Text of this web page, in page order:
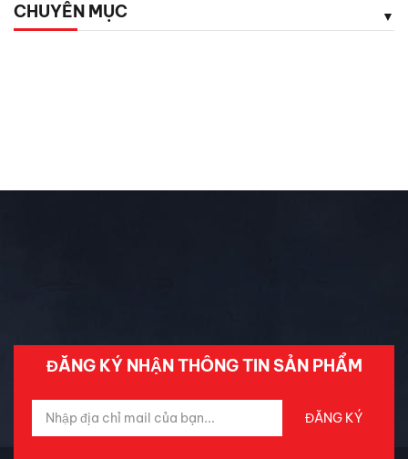
Top dụng cụ cứu hộ mọi tài xế cần có phòng khi hết ắc
CHUYÊN MỤC
ĐĂNG KÝ NHẬN THÔNG TIN SẢN PHẨM